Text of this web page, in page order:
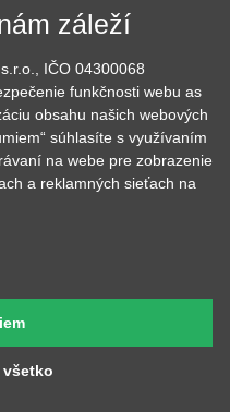
Tehotenské tričká
a Veľká noc
Vojenské
dni
záleží
IČO 04300068
funkčnosti webu as
obsahu našich webových
súhlasíte s využívaním
na webe pre zobrazenie
a reklamných sieťach na